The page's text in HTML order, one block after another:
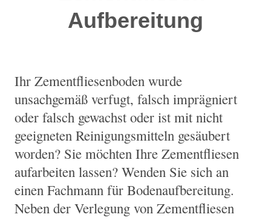
Aufbereitung
Ihr Zementfliesenboden wurde
unsachgemäß verfugt, falsch imprägniert
oder falsch gewachst oder ist mit nicht
geeigneten Reinigungsmitteln gesäubert
worden? Sie möchten Ihre Zementfliesen
aufarbeiten lassen? Wenden Sie sich an
einen Fachmann für Bodenaufbereitung.
Neben der Verlegung von Zementfliesen